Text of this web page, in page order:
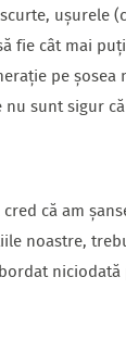
ușurele
fie cât mai
pe
sunt sigur
că am
noastre,